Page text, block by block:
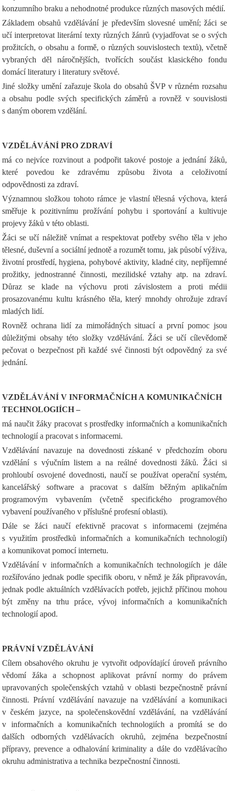
konzumního braku a nehodnotné produkce různých masových médií.
Základem obsahů vzdělávání je především slovesné umění; žáci se
učí interpretovat literární texty různých žánrů (vyjadřovat se o svých
prožitcích, o obsahu a formě, o různých souvislostech textů), včetně
vybraných děl náročnějších, tvořících součást klasického fondu
domácí literatury i literatury světové.
Jiné složky umění zařazuje škola do obsahů ŠVP v různém rozsahu
a obsahu podle svých specifických záměrů a rovněž v souvislosti
s daným oborem vzdělání.
VZDĚLÁVÁNÍ PRO ZDRAVÍ
má co nejvíce rozvinout a podpořit takové postoje a jednání žáků,
které povedou ke zdravému způsobu života a celoživotní
odpovědnosti za zdraví.
Významnou složkou tohoto rámce je vlastní tělesná výchova, která
směřuje k pozitivnímu prožívání pohybu i sportování a kultivuje
projevy žáků v této oblasti.
Žáci se učí náležitě vnímat a respektovat potřeby svého těla v jeho
tělesné, duševní a sociální jednotě a rozumět tomu, jak působí výživa,
životní prostředí, hygiena, pohybové aktivity, kladné city, nepříjemné
prožitky, jednostranné činnosti, mezilidské vztahy atp. na zdraví.
Důraz se klade na výchovu proti závislostem a proti médii
prosazovanému kultu krásného těla, který mnohdy ohrožuje zdraví
mladých lidí.
Rovněž ochrana lidí za mimořádných situací a první pomoc jsou
důležitými obsahy této složky vzdělávání. Žáci se učí cílevědomě
pečovat o bezpečnost při každé své činnosti být odpovědný za své
jednání.
VZDĚLÁVÁNÍ V INFORMAČNÍCH A KOMUNIKAČNÍCH
TECHNOLOGIÍCH –
má naučit žáky pracovat s prostředky informačních a komunikačních
technologií a pracovat s informacemi.
Vzdělávání navazuje na dovednosti získané v předchozím oboru
vzdělání s výučním listem a na reálné dovednosti žáků. Žáci si
prohloubí osvojené dovednosti, naučí se používat operační systém,
kancelářský software a pracovat s dalším běžným aplikačním
programovým vybavením (včetně specifického programového
vybavení používaného v příslušné profesní oblasti).
Dále se žáci naučí efektivně pracovat s informacemi (zejména
s využitím prostředků informačních a komunikačních technologií)
a komunikovat pomocí internetu.
Vzdělávání v informačních a komunikačních technologiích je dále
rozšiřováno jednak podle specifik oboru, v němž je žák připravován,
jednak podle aktuálních vzdělávacích potřeb, jejichž příčinou mohou
být změny na trhu práce, vývoj informačních a komunikačních
technologií apod.
PRÁVNÍ VZDĚLÁVÁNÍ
Cílem obsahového okruhu je vytvořit odpovídající úroveň právního
vědomí žáka a schopnost aplikovat právní normy do právem
upravovaných společenských vztahů v oblasti bezpečnostně právní
činnosti. Právní vzdělávání navazuje na vzdělávání a komunikaci
v českém jazyce, na společenskovědní vzdělávání, na vzdělávání
v informačních a komunikačních technologiích a promítá se do
dalších odborných vzdělávacích okruhů, zejména bezpečnostní
přípravy, prevence a odhalování kriminality a dále do vzdělávacího
okruhu administrativa a technika bezpečnostní činnosti.